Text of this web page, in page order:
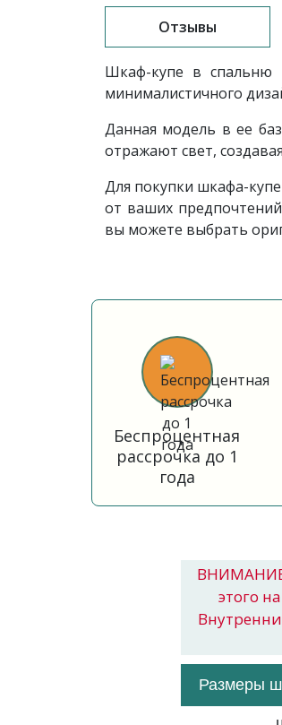
Отзывы
Шкаф-купе в спальню
минималистичного
Данная модель в ее
отражают свет,
Для покупки шкафа-
от ваших
вы можете выбрать
Беспроцентная
рассрочка до 1
года
этого
Размеры